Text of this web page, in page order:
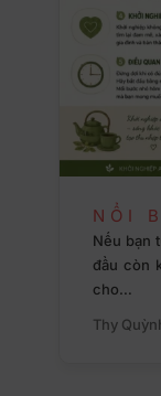
NỔI
Nếu bạn
đầu còn
cho…
Thy